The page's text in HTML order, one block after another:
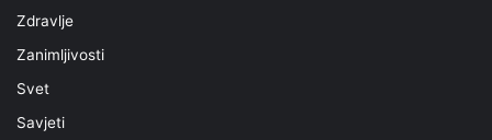
Zdravlje
Zanimljivosti
Svet
Savjeti